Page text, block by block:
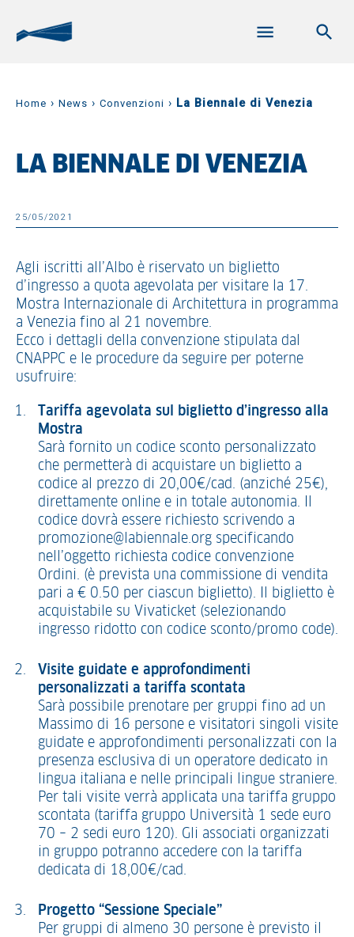
Home › News › Convenzioni › La Biennale di Venezia
LA BIENNALE DI VENEZIA
25/05/2021
Agli iscritti all’Albo è riservato un biglietto
d’ingresso a quota agevolata per visitare la 17.
Mostra Internazionale di Architettura in programma
a Venezia fino al 21 novembre.
Ecco i dettagli della convenzione stipulata dal
CNAPPC e le procedure da seguire per poterne
usufruire:
Tariffa agevolata sul biglietto d’ingresso alla
Mostra
Sarà fornito un codice sconto personalizzato
che permetterà di acquistare un biglietto a
codice al prezzo di 20,00€/cad. (anziché 25€),
direttamente online e in totale autonomia. Il
codice dovrà essere richiesto scrivendo a
promozione@labiennale.org specificando
nell’oggetto richiesta codice convenzione
Ordini. (è prevista una commissione di vendita
pari a € 0.50 per ciascun biglietto). Il biglietto è
acquistabile su Vivaticket (selezionando
ingresso ridotto con codice sconto/promo code).
Visite guidate e approfondimenti
personalizzati a tariffa scontata
Sarà possibile prenotare per gruppi fino ad un
Massimo di 16 persone e visitatori singoli visite
guidate e approfondimenti personalizzati con la
presenza esclusiva di un operatore dedicato in
lingua italiana e nelle principali lingue straniere.
Per tali visite verrà applicata una tariffa gruppo
scontata (tariffa gruppo Università 1 sede euro
70 – 2 sedi euro 120). Gli associati organizzati
in gruppo potranno accedere con la tariffa
dedicata di 18,00€/cad.
Progetto “Sessione Speciale”
Per gruppi di almeno 30 persone è previsto il